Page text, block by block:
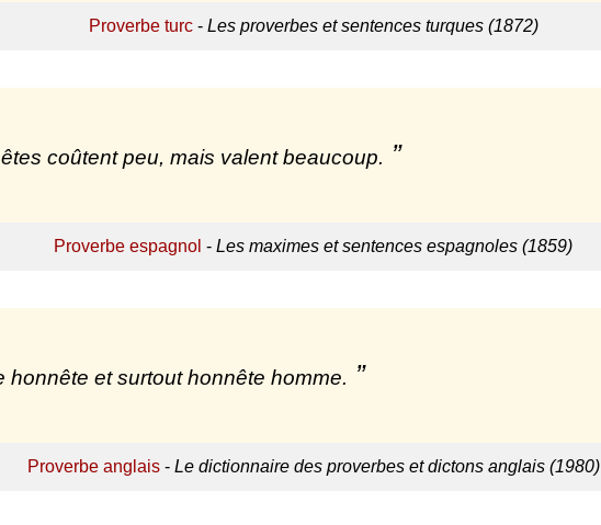
Proverbe turc- Les proverbes et sentences turques (1872)
coûtent peu, mais valent beaucoup.
Proverbe espagnol - Les maximes et sentences espagnoles (1859)
honnête et surtout honnête homme.
Proverbe anglais- Le dictionnaire des proverbes et dictons anglais (1980)